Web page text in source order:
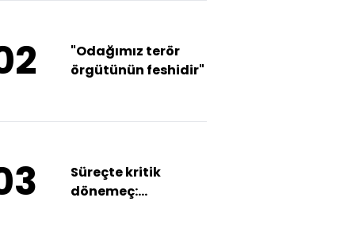
"Odağımız terör
örgütünün feshidir"
Süreçte kritik
dönemeç: